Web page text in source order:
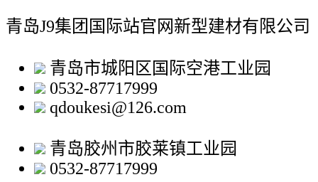
青岛J9集团国际站官网新型建材有限公司
青岛市城阳区国际空港工业园
0532-87717999
qdoukesi@126.com
青岛胶州市胶莱镇工业园
0532-87717999